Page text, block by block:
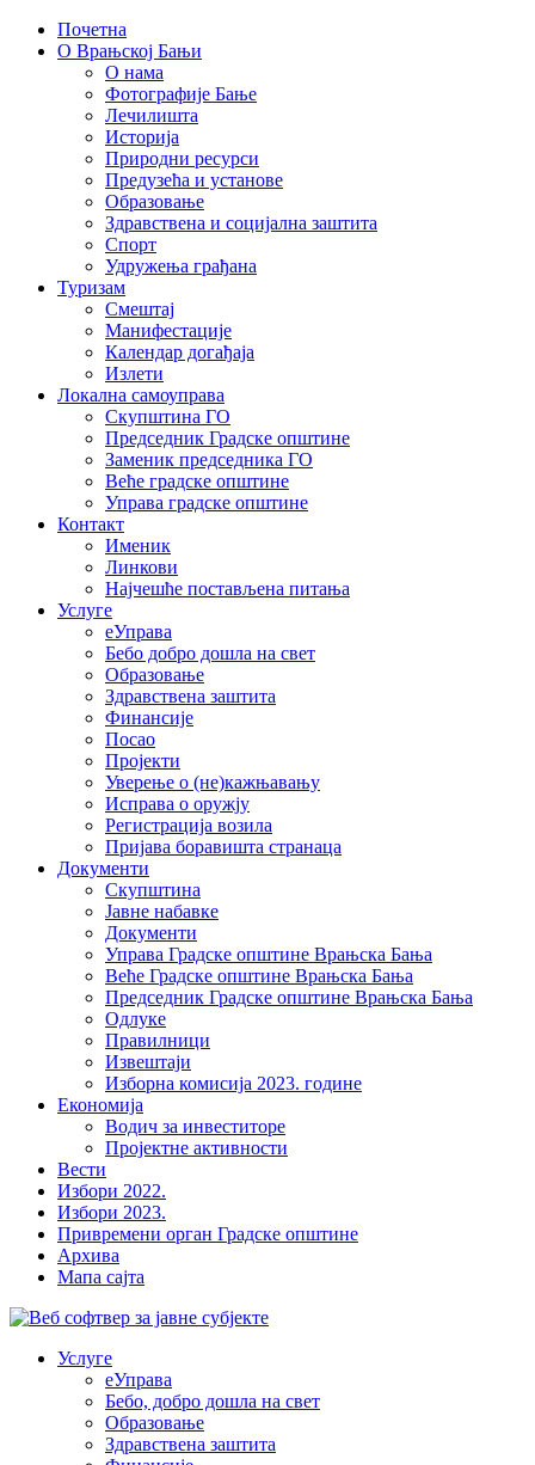
Почетна
О Врањској Бањи
О нама
Фотографије Бање
Лечилишта
Историја
Природни ресурси
Предузећа и установе
Образовање
Здравствена и социјална заштита
Спорт
Удружења грађана
Туризам
Смештај
Манифестације
Календар догађаја
Излети
Локална самоуправа
Скупштина ГО
Председник Градске општине
Заменик председника ГО
Веће градске општине
Управа градске општине
Контакт
Именик
Линкови
Најчешће постављена питања
Услуге
еУправа
Бебо добро дошла на свет
Образовање
Здравствена заштита
Финансије
Посао
Пројекти
Уверење о (не)кажњавању
Исправа о оружју
Регистрација возила
Пријава боравишта странаца
Документи
Скупштина
Јавне набавке
Документи
Управа Градске општине Врањска Бања
Веће Градске општине Врањска Бања
Председник Градске општине Врањска Бања
Одлуке
Правилници
Извештаји
Изборна комисија 2023. године
Економија
Водич за инвеститоре
Пројектне активности
Вести
Избори 2022.
Избори 2023.
Привремени орган Градске општине
Архива
Мапа сајта
Услуге
еУправа
Бебо, добро дошла на свет
Образовање
Здравствена заштита